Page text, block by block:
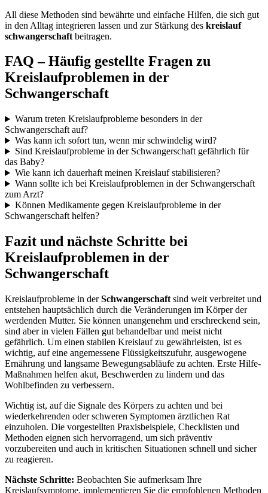
All diese Methoden sind bewährte und einfache Hilfen, die sich gut
in den Alltag integrieren lassen und zur Stärkung des kreislauf
schwangerschaft beitragen.
FAQ – Häufig gestellte Fragen zu
Kreislaufproblemen in der
Schwangerschaft
Warum treten Kreislaufprobleme besonders in der
Schwangerschaft auf?
Was kann ich sofort tun, wenn mir schwindelig wird?
Sind Kreislaufprobleme in der Schwangerschaft gefährlich für
das Baby?
Wie kann ich dauerhaft meinen Kreislauf stabilisieren?
Wann sollte ich bei Kreislaufproblemen in der Schwangerschaft
zum Arzt?
Können Medikamente gegen Kreislaufprobleme in der
Schwangerschaft helfen?
Fazit und nächste Schritte bei
Kreislaufproblemen in der
Schwangerschaft
Kreislaufprobleme in derSchwangerschaft sind weit verbreitet und
entstehen hauptsächlich durch die Veränderungen im Körper der
werdenden Mutter. Sie können unangenehm und erschreckend sein,
sind aber in vielen Fällen gut behandelbar und meist nicht
gefährlich. Um einen stabilen Kreislauf zu gewährleisten, ist es
wichtig, auf eine angemessene Flüssigkeitszufuhr, ausgewogene
Ernährung und langsame Bewegungsabläufe zu achten. Erste Hilfe-
Maßnahmen helfen akut, Beschwerden zu lindern und das
Wohlbefinden zu verbessern.
Wichtig ist, auf die Signale des Körpers zu achten und bei
wiederkehrenden oder schweren Symptomen ärztlichen Rat
einzuholen. Die vorgestellten Praxisbeispiele, Checklisten und
Methoden eignen sich hervorragend, um sich präventiv
vorzubereiten und auch in kritischen Situationen schnell und sicher
zu reagieren.
Nächste Schritte: Beobachten Sie aufmerksam Ihre
Kreislaufsymptome, implementieren Sie die empfohlenen Methoden